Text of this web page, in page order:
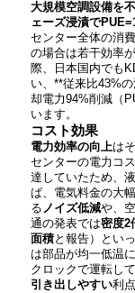
大規模空調設備を
ェーズ浸漬で
センター全体の消
の場合は若干効率
際、日本国内でも
い、**従来比43%
却電力94%削減（
います​。
コスト効果
電力効率の向上は
センターの電力コ
達していたため​、
ば、電気料金の大
る ノイズ低減や、
通の発表では密度2
面積と報告​）とい
は部品が均一低温
クロックで運転し
引き出しやすい利